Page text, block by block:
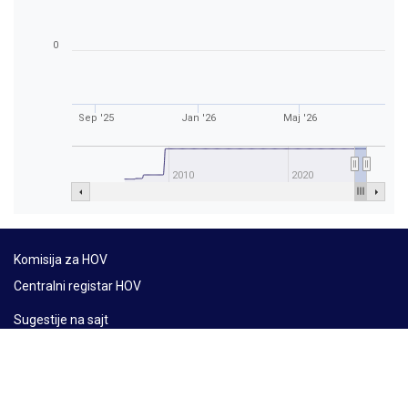
Sep '25 Jan '26 Maj '26
2020
2010
0
Komisija za HOV
Centralni registar HOV
Sugestije na sajt